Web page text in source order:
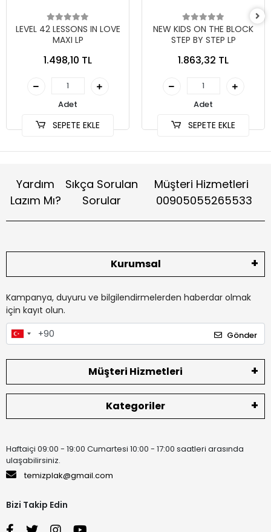
LEVEL 42 LESSONS IN LOVE
MAXI LP
1.498,10 TL
Adet
SEPETE EKLE
NEW KIDS ON THE BLOCK
STEP BY STEP LP
1.863,32 TL
Adet
SEPETE EKLE
Yardım
Lazım Mı?
Sıkça Sorulan
Sorular
Müşteri Hizmetleri
00905055265533
Kurumsal
Kampanya, duyuru ve bilgilendirmelerden haberdar olmak
için kayıt olun.
Gönder
Müşteri Hizmetleri
Kategoriler
Haftaiçi 09:00 - 19:00 Cumartesi 10:00 - 17:00 saatleri arasında
ulaşabilirsiniz.
temizplak@gmail.com
Bizi Takip Edin